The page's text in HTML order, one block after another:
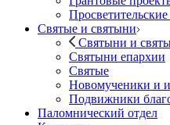
Святые и святыни
Святыни и
Святыни епархии
Святые
Новомученики и
Подвижники
Паломнический отдел